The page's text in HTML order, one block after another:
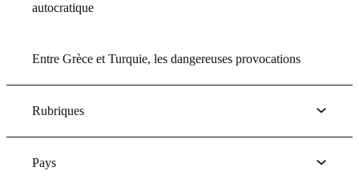
autocratique
Entre Grèce et Turquie, les dangereuses provocations
Rubriques
Pays